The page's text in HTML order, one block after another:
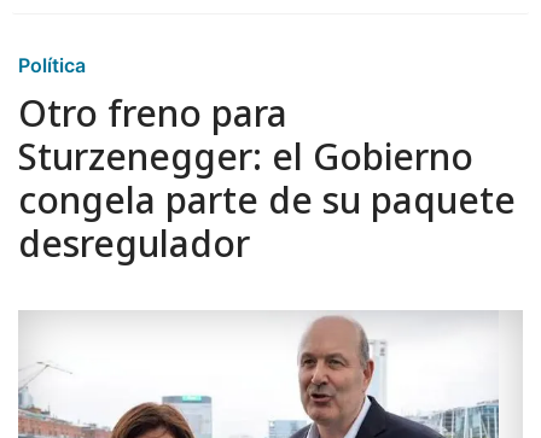
Otro freno para
Sturzenegger: el Gobierno
congela parte de su paquete
desregulador